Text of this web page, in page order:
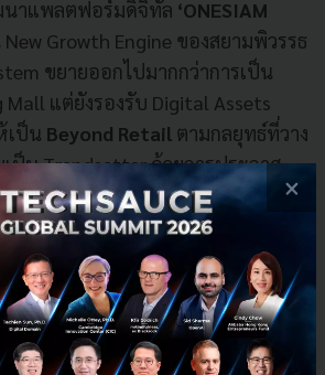
าแพลตฟอร์มดิจิทัล ‘ONESIAM
Growth Engine ของสยามพิวรรธ
ขยายออกไปมากกว่าการเป็น
Mall แต่ยังรองรับ Digital Assets
เป็น Beyond Retail ตามกลยุทธ์ที่วาง
ป็น Trendsetter ด้วยการประกาศ
ส่งมอบจักรวาลแห่ง
สุดด้วยเทคโนโลยีMetaverse
แฟชั่นไทยก้าวหน้า ไปสู่โลกเสมือน
รณ์ไลฟ์สไตล์สุดล้ำรูปแบบใหม่ในงาน
International Fashion
เมื่อปีที่แล้ว
×